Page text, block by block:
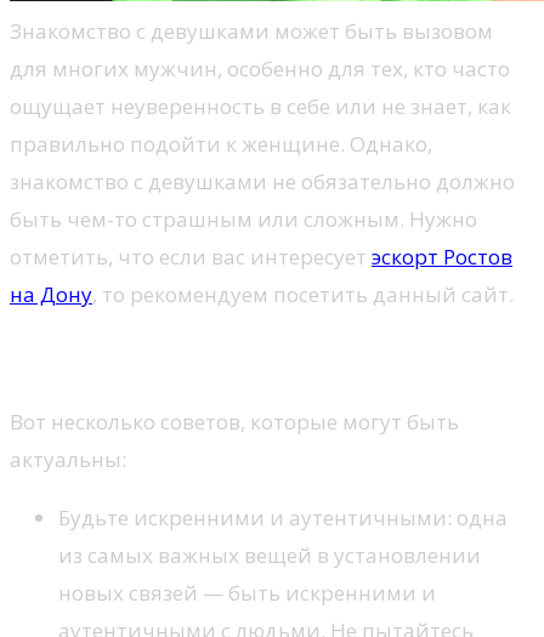
Знакомство с девушками может быть вызовом
для многих мужчин, особенно для тех, кто часто
ощущает неуверенность в себе или не знает, как
правильно подойти к женщине. Однако,
знакомство с девушками не обязательно должно
быть чем-то страшным или сложным. Нужно
отметить, что если вас интересует эскорт Ростов
на Дону, то рекомендуем посетить данный сайт.
Вот несколько советов, которые могут быть
актуальны:
Будьте искренними и аутентичными: одна
из самых важных вещей в установлении
новых связей — быть искренними и
аутентичными с людьми. Не пытайтесь